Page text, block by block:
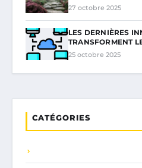
27 octobre 2025
LES DERNIÈRES
TRANSFORMENT
25 octobre 2025
CATÉGORIES